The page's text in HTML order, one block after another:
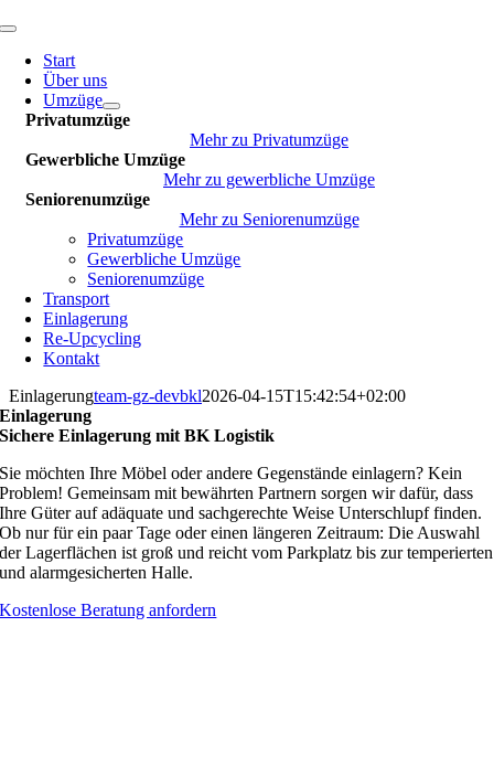
Toggle
Navigation
Start
Über uns
Umzüge
Privatumzüge
Mehr zu Privatumzüge
Gewerbliche Umzüge
Mehr zu gewerbliche Umzüge
Seniorenumzüge
Mehr zu Seniorenumzüge
Privatumzüge
Gewerbliche Umzüge
Seniorenumzüge
Transport
Einlagerung
Re-Upcycling
Kontakt
Einlagerungteam-gz-devbkl2026-04-15T15:42:54+02:00
Einlagerung
Sichere Einlagerung mit BK Logistik
Sie möchten Ihre Möbel oder andere Gegenstände einlagern? Kein
Problem! Gemeinsam mit bewährten Partnern sorgen wir dafür, dass
Ihre Güter auf adäquate und sachgerechte Weise Unterschlupf finden.
Ob nur für ein paar Tage oder einen längeren Zeitraum: Die Auswahl
der Lagerflächen ist groß und reicht vom Parkplatz bis zur temperierten
und alarmgesicherten Halle.
Kostenlose Beratung anfordern